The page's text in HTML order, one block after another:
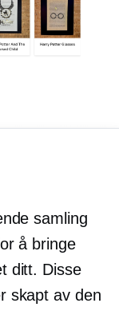
samling
å bringe
ditt. Disse
skapt av den